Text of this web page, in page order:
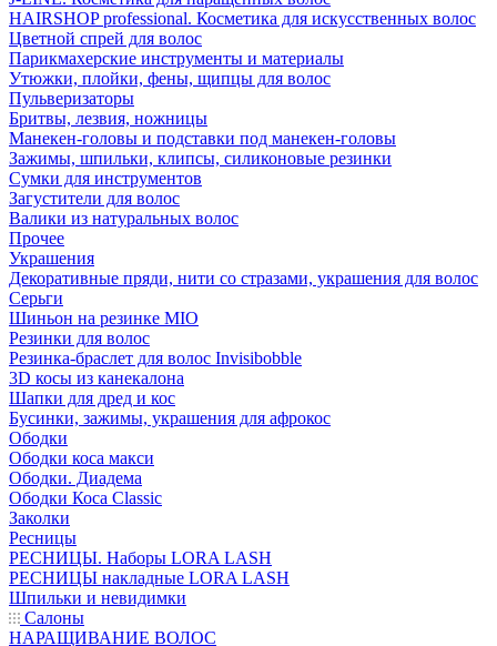
HAIRSHOP professional. Косметика для искусственных волос
Цветной спрей для волос
Парикмахерские инструменты и материалы
Утюжки, плойки, фены, щипцы для волос
Пульверизаторы
Бритвы, лезвия, ножницы
Манекен-головы и подставки под манекен-головы
Зажимы, шпильки, клипсы, силиконовые резинки
Сумки для инструментов
Загустители для волос
Валики из натуральных волос
Прочее
Украшения
Декоративные пряди, нити со стразами, украшения для волос
Серьги
Шиньон на резинке MIO
Резинки для волос
Резинка-браслет для волос Invisibobble
3D косы из канекалона
Шапки для дред и кос
Бусинки, зажимы, украшения для афрокос
Ободки
Ободки коса макси
Ободки. Диадема
Ободки Коса Classic
Заколки
Ресницы
РЕСНИЦЫ. Наборы LORA LASH
РЕСНИЦЫ накладные LORA LASH
Шпильки и невидимки
Салоны
НАРАЩИВАНИЕ ВОЛОС